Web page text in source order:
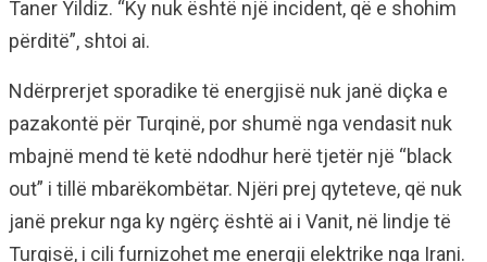
Taner Yildiz. “Ky nuk është një incident, që e shohim
përditë”, shtoi ai.
Ndërprerjet sporadike të energjisë nuk janë diçka e
pazakontë për Turqinë, por shumë nga vendasit nuk
mbajnë mend të ketë ndodhur herë tjetër një “black
out” i tillë mbarëkombëtar. Njëri prej qyteteve, që nuk
janë prekur nga ky ngërç është ai i Vanit, në lindje të
Turqisë, i cili furnizohet me energji elektrike nga Irani.